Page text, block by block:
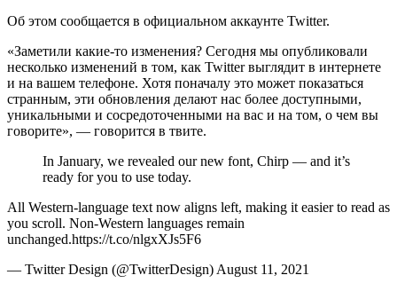
Об этом сообщается в официальном аккаунте Twitter.
«Заметили какие-то изменения? Сегодня мы опубликовали
несколько изменений в том, как Twitter выглядит в интернете
и на вашем телефоне. Хотя поначалу это может показаться
странным, эти обновления делают нас более доступными,
уникальными и сосредоточенными на вас и на том, о чем вы
говорите», — говорится в твите.
In January, we revealed our new font, Chirp — and it’s
ready for you to use today.
All Western-language text now aligns left, making it easier to read as
you scroll. Non-Western languages remain
unchanged.https://t.co/nlgxXJs5F6
— Twitter Design (@TwitterDesign) August 11, 2021